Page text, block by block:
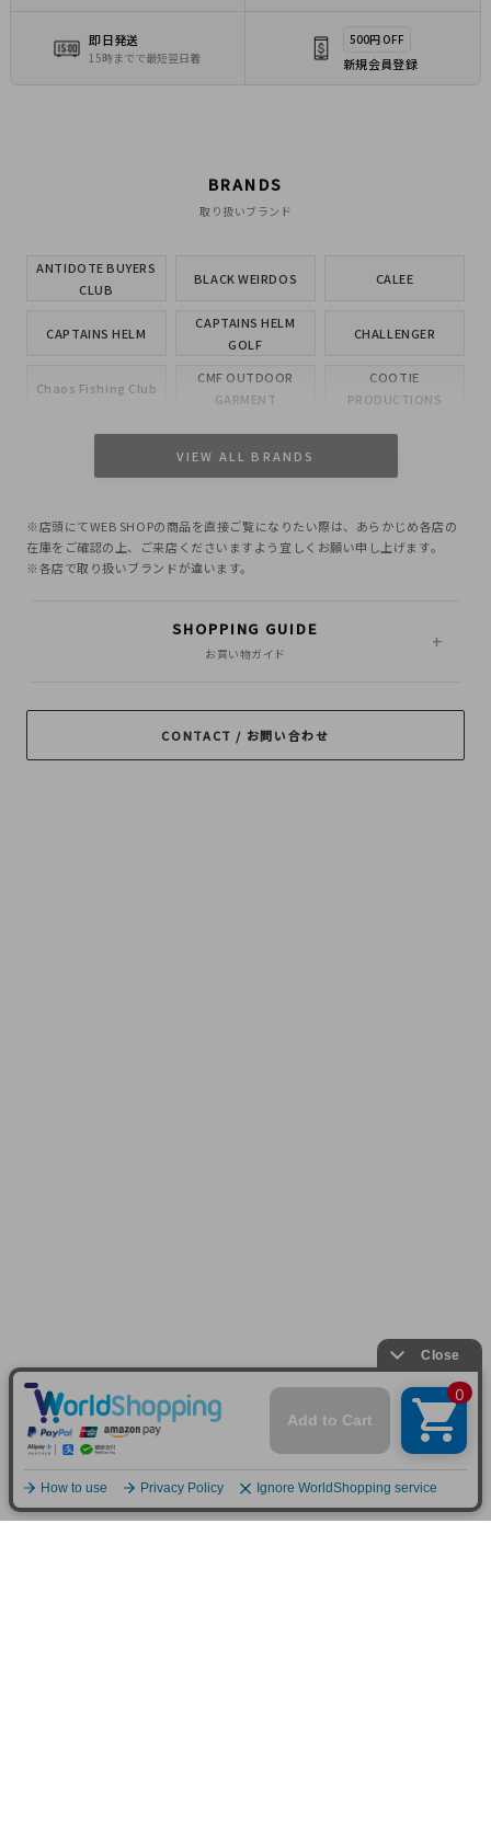
即日発送
15時までで最短翌日着
500円 OFF
新規会員登録
BRANDS
取り扱いブランド
ANTIDOTE BUYERS
CLUB
BLACK WEIRDOS CALEE
CAPTAINS HELM
CAPTAINS HELM
GOLF
CHALLENGER
Chaos Fishing Club
CMF OUTDOOR
GARMENT
COOTIE
PRODUCTIONS
INCOMPLETE
TOKYO
Little Yarmouth
M&M CUSTOM
POLIQUANT
PORKCHOP GARAGE
RADIALL RATS ROTTWEILER
ROUGH AND
VIEW ALL BRANDS
※店頭にてWEB SHOPの商品を直接ご覧になりたい際は、あらかじめ各店の
在庫をご確認の上、ご来店くださいますよう宜しくお願い申し上げます。
※各店で取り扱いブランドが違います。
SHOPPING GUIDE
お買い物ガイド
CONTACT / お問い合わせ